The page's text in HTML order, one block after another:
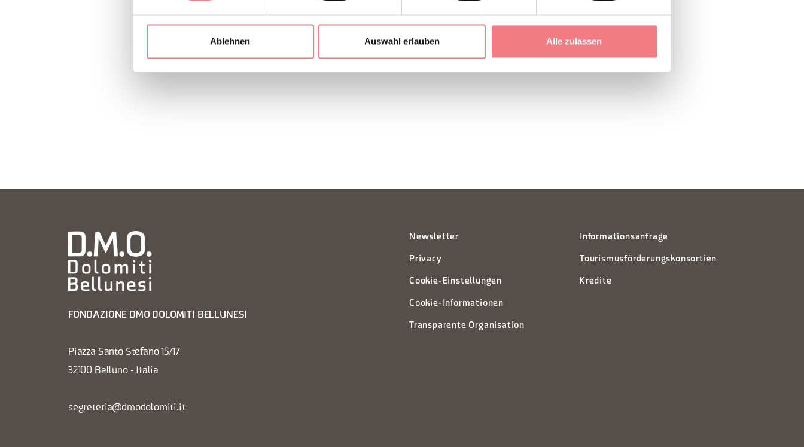
Ablehnen Auswahl erlauben Alle zulassen
FONDAZIONE DMO DOLOMITI BELLUNESI
Piazza Santo Stefano 15/17
32100 Belluno - Italia
segreteria@dmodolomiti.it
Newsletter
Privacy
Cookie-Einstellungen
Cookie-Informationen
Transparente Organisation
Informationsanfrage
Tourismusförderungskonsortien
Kredite